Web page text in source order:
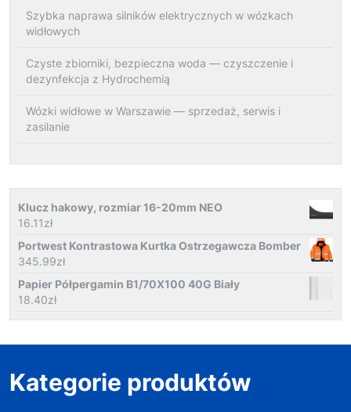
Szybka naprawa silników elektrycznych w wózkach
widłowych
Czyste zbiorniki, bezpieczna woda — czyszczenie i
dezynfekcja z Hydrochemią
Wózki widłowe w Warszawie — sprzedaż, serwis i
zasilanie
Klucz hakowy, rozmiar 16-20mm NEO
16.11zł
Portwest Kontrastowa Kurtka Ostrzegawcza Bomber
345.99zł
Papier Półpergamin B1/70X100 40G Biały
18.40zł
Kategorie produktów